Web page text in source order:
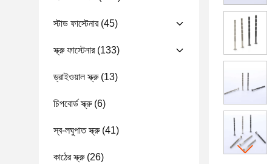
স্টাড ফাস্টেনার(45)
স্ক্রু ফাস্টেনার(133)
ড্রাইওয়াল স্ক্রু(13)
চিপবোর্ড স্ক্রু(6)
স্ব-লঘুপাত স্ক্রু(41)
কাঠের স্ক্রু(26)